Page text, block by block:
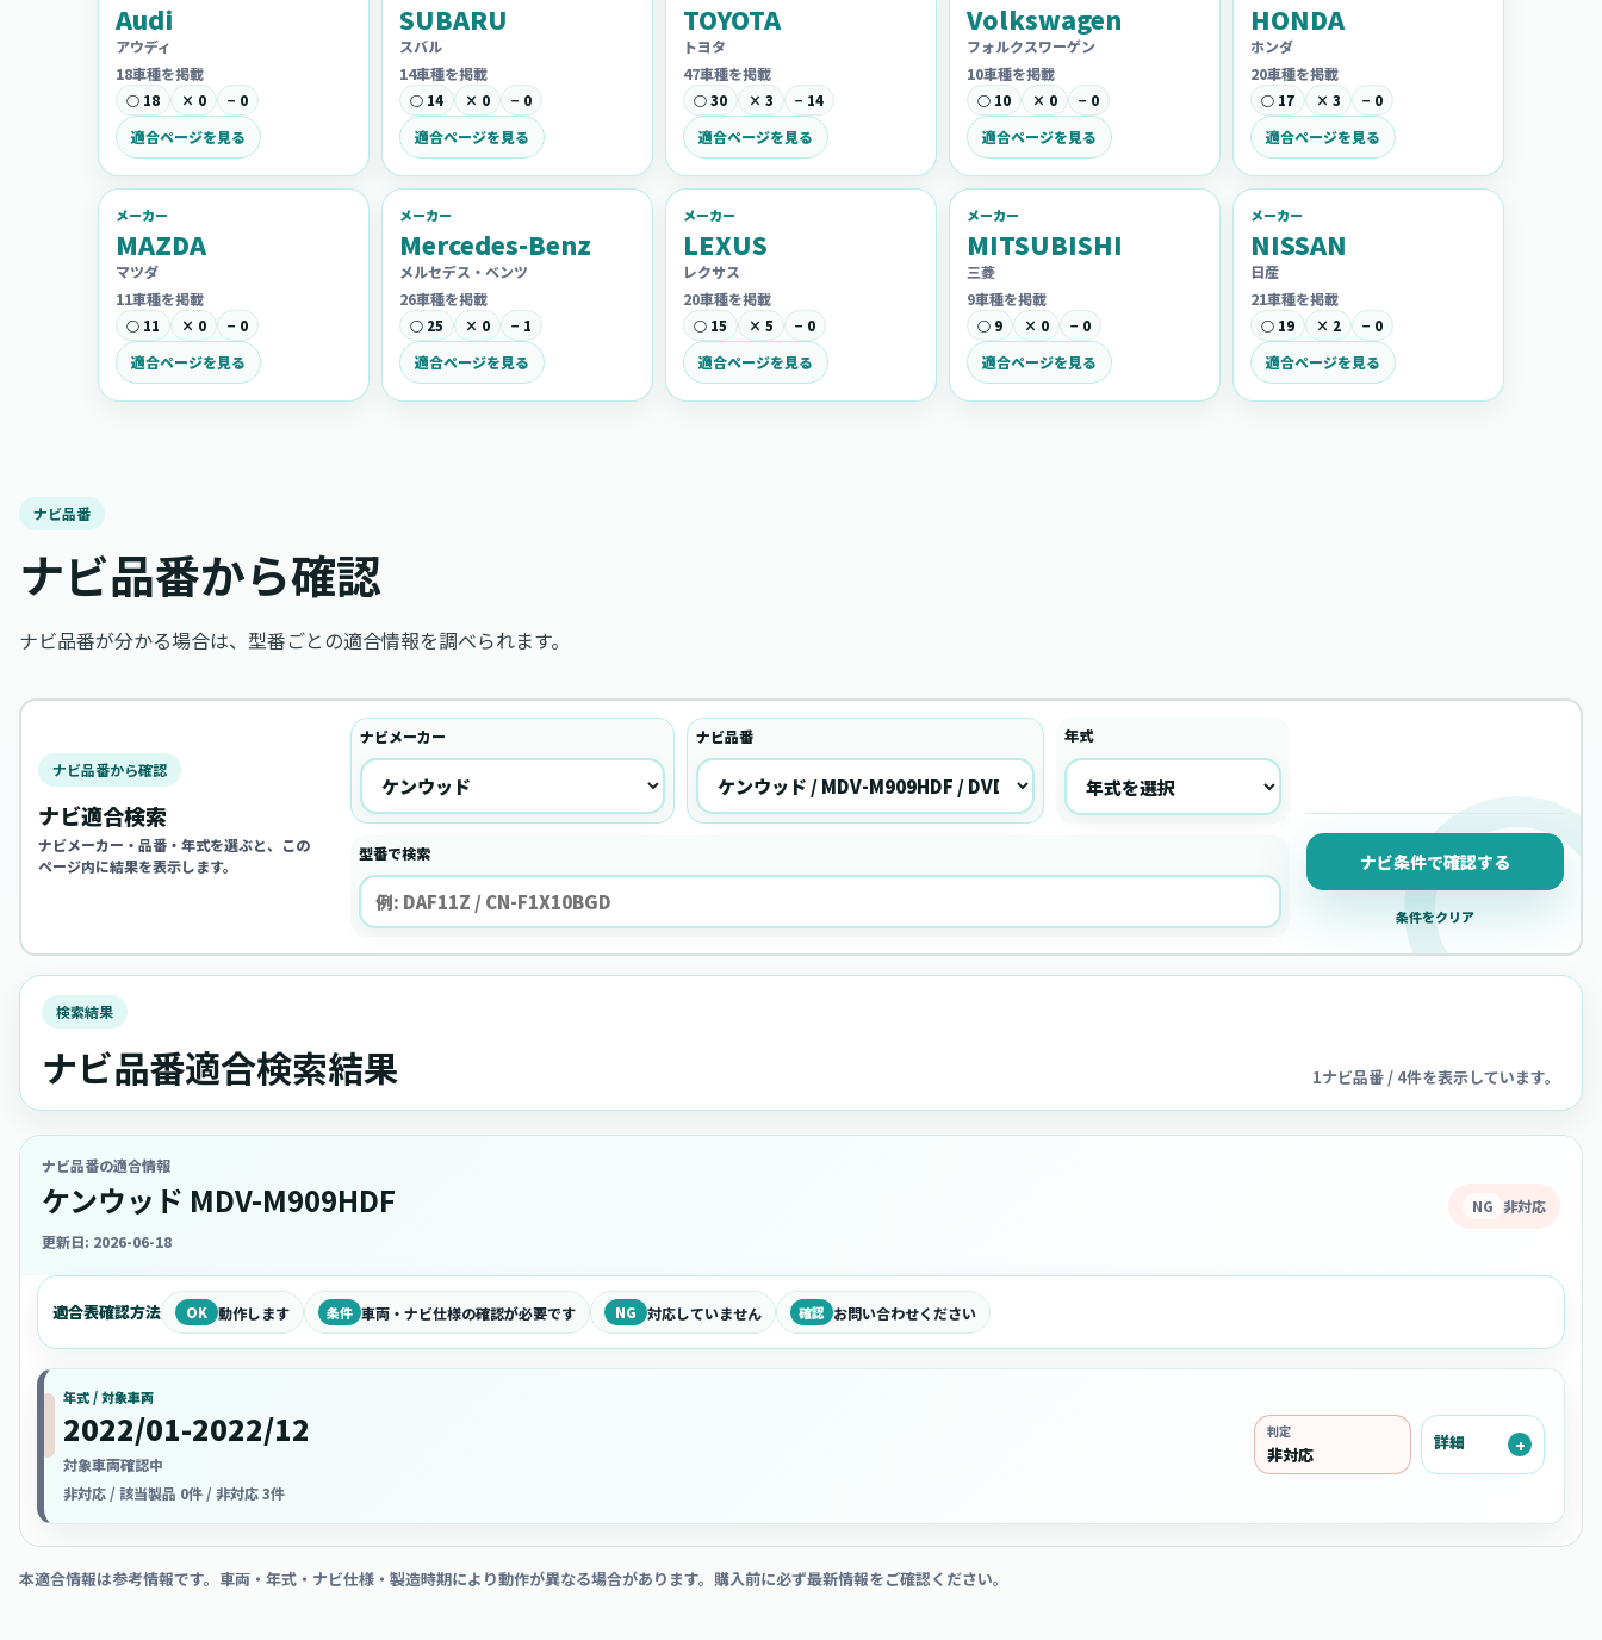
Audi
アウディ
18車種を掲載
○ 18 × 0 − 0
適合ページを見る
SUBARU
スバル
14車種を掲載
○ 14 × 0 − 0
適合ページを見る
TOYOTA
トヨタ
47車種を掲載
○ 30 × 3 − 14
適合ページを見る
Volkswagen
フォルクスワーゲン
10車種を掲載
○ 10 × 0 − 0
適合ページを見る
HONDA
ホンダ
20車種を掲載
○ 17 × 3 − 0
適合ページを見る
メーカー
MAZDA
マツダ
11車種を掲載
○ 11 × 0 − 0
適合ページを見る
メーカー
Mercedes-Benz
メルセデス・ベンツ
26車種を掲載
○ 25 × 0 − 1
適合ページを見る
メーカー
LEXUS
レクサス
20車種を掲載
○ 15 × 5 − 0
適合ページを見る
メーカー
MITSUBISHI
三菱
9車種を掲載
○ 9 × 0 − 0
適合ページを見る
メーカー
NISSAN
日産
21車種を掲載
○ 19 × 2 − 0
適合ページを見る
ナビ品番
ナビ品番から確認
ナビ品番が分かる場合は、型番ごとの適合情報を調べられます。
ナビ品番から確認
ナビ適合検索
ナビメーカー・品番・年式を選ぶと、この
ページ内に結果を表示します。
ナビメーカー ナビ品番 年式
型番で検索 ナビ条件で確認する
条件をクリア
検索結果
ナビ品番適合検索結果 1ナビ品番 / 4件を表示しています。
ナビ品番の適合情報
ケンウッド MDV-M909HDF
更新日: 2026-06-18
NG 非対応
適合表確認方法 OK 動作します 条件 車両・ナビ仕様の確認が必要です NG 対応していません 確認 お問い合わせください
年式 / 対象車両
2022/01-2022/12
対象車両確認中
非対応 / 該当製品 0件 / 非対応 3件
判定
非対応
詳細
本適合情報は参考情報です。車両・年式・ナビ仕様・製造時期により動作が異なる場合があります。購入前に必ず最新情報をご確認ください。